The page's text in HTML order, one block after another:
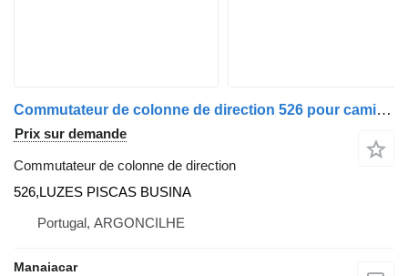
Commutateur de colonne de direction 526 pour camion Nissan
Prix sur demande
Commutateur de colonne de direction
526,LUZES PISCAS BUSINA
Portugal, ARGONCILHE
Manaiacar